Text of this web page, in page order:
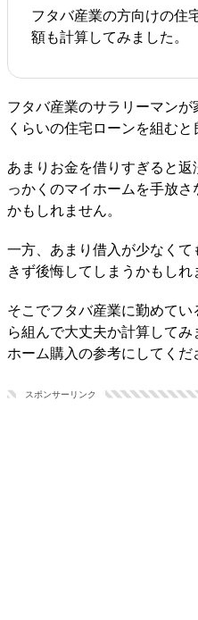
フタバ産業の方向けの住
額も計算してみました。
フタバ産業のサラリーマン
くらいの住宅ローンを組むと
あまりお金を借りすぎると
っかくのマイホームを手放
かもしれません。
一方、あまり借入が少なく
きず後悔してしまうかもしれ
そこでフタバ産業に勤めて
ら組んで大丈夫か計算して
ホーム購入の参考にしてくだ
スポンサーリンク